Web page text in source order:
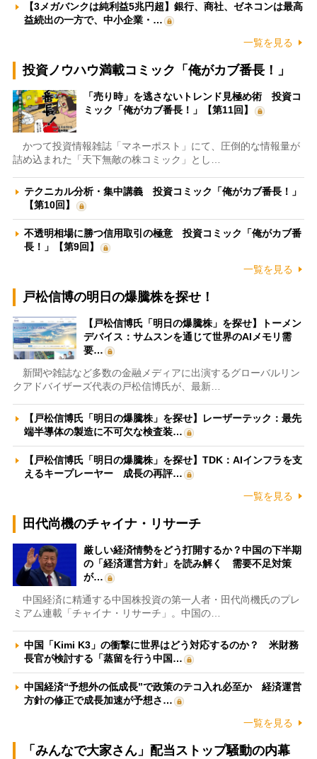
【3メガバンクは純利益5兆円超】銀行、商社、ゼネコンは最高
益続出の一方で、中小企業・…
一覧を見る
投資ノウハウ満載コミック「俺がカブ番長！」
「売り時」を逃さないトレンド見極め術 投資コ
ミック「俺がカブ番長！」【第11回】
かつて投資情報雑誌「マネーポスト」にて、圧倒的な情報量が
詰め込まれた「天下無敵の株コミック」とし…
テクニカル分析・集中講義 投資コミック「俺がカブ番長！」
【第10回】
不透明相場に勝つ信用取引の極意 投資コミック「俺がカブ番
長！」【第9回】
一覧を見る
戸松信博の明日の爆騰株を探せ！
【戸松信博氏「明日の爆騰株」を探せ】トーメン
デバイス：サムスンを通じて世界のAIメモリ需
要…
新聞や雑誌など多数の金融メディアに出演するグローバルリン
クアドバイザーズ代表の戸松信博氏が、最新…
【戸松信博氏「明日の爆騰株」を探せ】レーザーテック：最先
端半導体の製造に不可欠な検査装…
【戸松信博氏「明日の爆騰株」を探せ】TDK：AIインフラを支
えるキープレーヤー 成長の再評…
一覧を見る
田代尚機のチャイナ・リサーチ
厳しい経済情勢をどう打開するか？中国の下半期
の「経済運営方針」を読み解く 需要不足対策
が…
中国経済に精通する中国株投資の第一人者・田代尚機氏のプレ
ミアム連載「チャイナ・リサーチ」。中国の…
中国「Kimi K3」の衝撃に世界はどう対応するのか？ 米財務
長官が検討する「蒸留を行う中国…
中国経済“予想外の低成長”で政策のテコ入れ必至か 経済運営
方針の修正で成長加速が予想さ…
一覧を見る
「みんなで大家さん」配当ストップ騒動の内幕